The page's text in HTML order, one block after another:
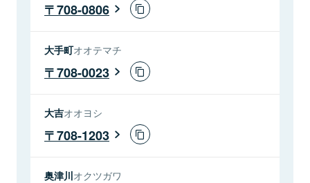
708-0806
大手町オオテマチ
708-0023
大吉オオヨシ
708-1203
奥津川オクツガワ